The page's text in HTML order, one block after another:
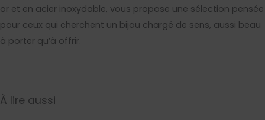
or et en acier inoxydable, vous propose une sélection pensée
pour ceux qui cherchent un bijou chargé de sens, aussi beau
à porter qu’à offrir.
À lire aussi